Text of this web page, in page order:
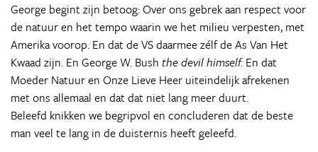
George begint zijn betoog: Over ons gebrek aan respect voor
de natuur en het tempo waarin we het milieu verpesten, met
Amerika voorop. En dat de VS daarmee zélf de As Van Het
Kwaad zijn. En George W. Bush the devil himself. En dat
Moeder Natuur en Onze Lieve Heer uiteindelijk afrekenen
met ons allemaal en dat dat niet lang meer duurt.
Beleefd knikken we begripvol en concluderen dat de beste
man veel te lang in de duisternis heeft geleefd.